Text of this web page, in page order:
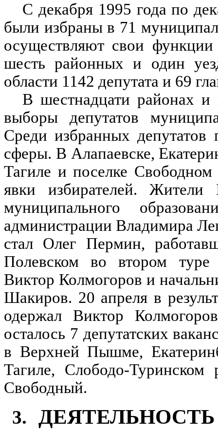
С декабря 1995 года по
были избраны в 71
осуществляют свои
шесть районных и один
области 1142 депутата и 69
В шестнадцати районах и
выборы депутатов
Среди избранных депутатов
сферы. В Алапаевске,
Тагиле и поселке
явки избирателей.
муниципального
администрации Владимира
стал Олег Пермин,
Полевском во втором туре
Виктор Колмогоров и
Шакиров. 20 апреля в
одержал Виктор
осталось 7 депутатских
в Верхней Пышме,
Тагиле, Слободо-
Свободный.
3.